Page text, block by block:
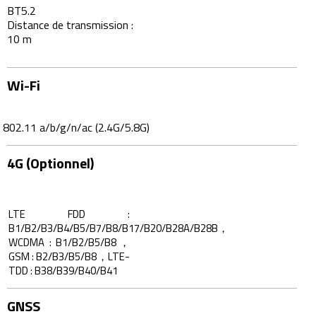
BT5.2
Distance de transmission :
10 m
Wi-Fi
802.11 a/b/g/n/ac (2.4G/5.8G)
4G (Optionnel)
LTE FDD :
B1/B2/B3/B4/B5/B7/B8/B17/B20/B28A/B28B，
WCDMA : B1/B2/B5/B8，
GSM : B2/B3/B5/B8，LTE-
TDD : B38/B39/B40/B41
GNSS